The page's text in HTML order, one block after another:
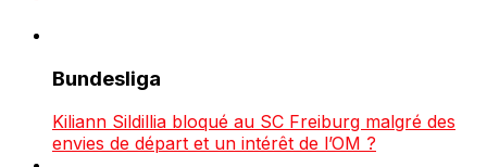
Bundesliga
Kiliann Sildillia bloqué au SC Freiburg malgré des
envies de départ et un intérêt de l’OM ?